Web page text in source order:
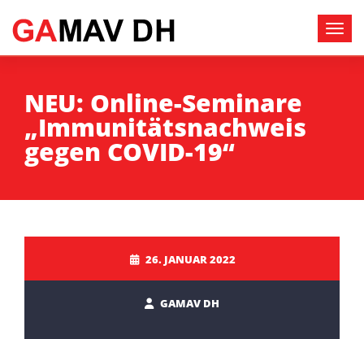
NEU: Online-Seminare
„Immunitätsnachweis
gegen COVID-19“
26. JANUAR 2022
GAMAV DH